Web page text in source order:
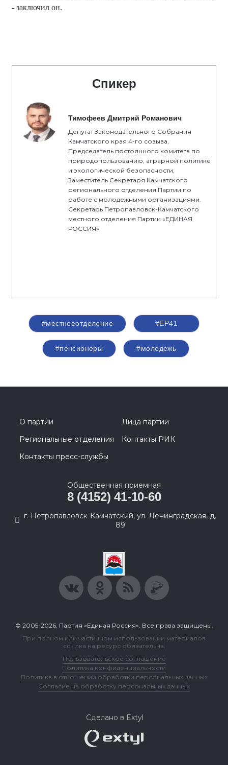
- заключил он.
Спикер
Тимофеев Дмитрий Романович
Депутат Законодательного Собрания
Камчатского края 4-го созыва,
Председатель постоянного комитета по
природопользованию, аграрной политике
и экологической безопасности,
Заместитель Секретаря Камчатского
регионального отделения Партии по
работе с молодежными организациями.
Секретарь Петропавловск-Камчатского
местного отделения Партии «ЕДИНАЯ
РОССИЯ»
#местноеотделение #ЕР41
#пенсионеры #молодежь
О партии
Лица партии
Региональные отделения
Контакты РИК
Контакты пресс-службы
Общественная приемная
8 (4152) 41-10-60
г. Петропавловск-Камчатский, ул. Ленинградская, д.
89
© 2005-2026, Партия «Единая Россия». Все права защищены.
При полном или частичном использовании материалов
ссылка на ресурс обязательна.
Пользовательское соглашение
Политика конфиденциальности
Политика в отношении обработки персональных данных
Согласие на обработку персональных данных
Сделано в Extyl